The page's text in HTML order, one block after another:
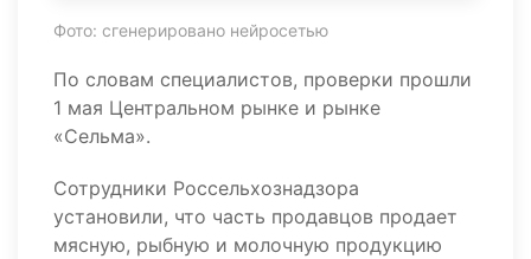
Фото: сгенерировано нейросетью
По словам специалистов, проверки прошли
1 мая Центральном рынке и рынке
«Сельма».
Сотрудники Россельхознадзора
установили, что часть продавцов продает
мясную, рыбную и молочную продукцию